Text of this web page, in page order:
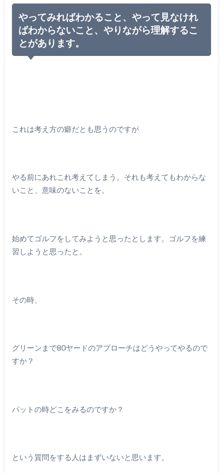
やってみればわかること、やって見なけれ
ばわからないこと、やりながら理解するこ
とがあります。
これは考え方の癖だとも思うのですが
やる前にあれこれ考えてしまう。それも考えてもわからな
いこと、意味のないことを。
始めてゴルフをしてみようと思ったとします。ゴルフを練
習しようと思ったと。
その時、
グリーンまで80ヤードのアプローチはどうやってやるので
すか？
パットの時どこをみるのですか？
という質問をする人はまずいないと思います。